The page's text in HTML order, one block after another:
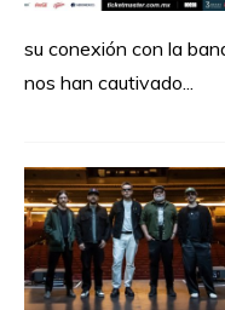
su conexión con la
nos han cautivado